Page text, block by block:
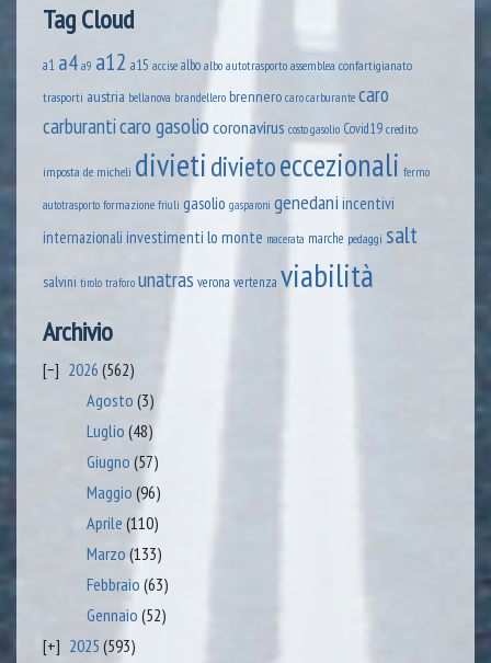
Tag Cloud
a1 a4 a9 a12 a15 accise albo albo autotrasporto assemblea confartigianato
trasporti austria bellanova brandellero brennero caro carburante caro
carburanticaro gasoliocoronavirus costo gasolio Covid19credito
imposta de micheli divietidivietoeccezionali fermo
autotrasporto formazione friuli gasolio gasparoni genedani incentivi
internazionali investimenti lo monte macerata marche pedaggi salt
salvini tirolo traforo unatras verona vertenza viabilità
Archivio
2026 (562)
Agosto (3)
Luglio (48)
Giugno (57)
Maggio (96)
Aprile (110)
Marzo (133)
Febbraio (63)
Gennaio (52)
2025 (593)